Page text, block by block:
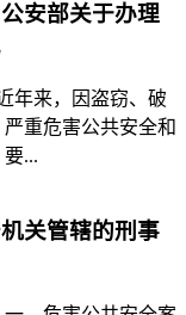
安部关于办理
年来，因盗窃、破
重危害公共安全和
...
关管辖的刑事